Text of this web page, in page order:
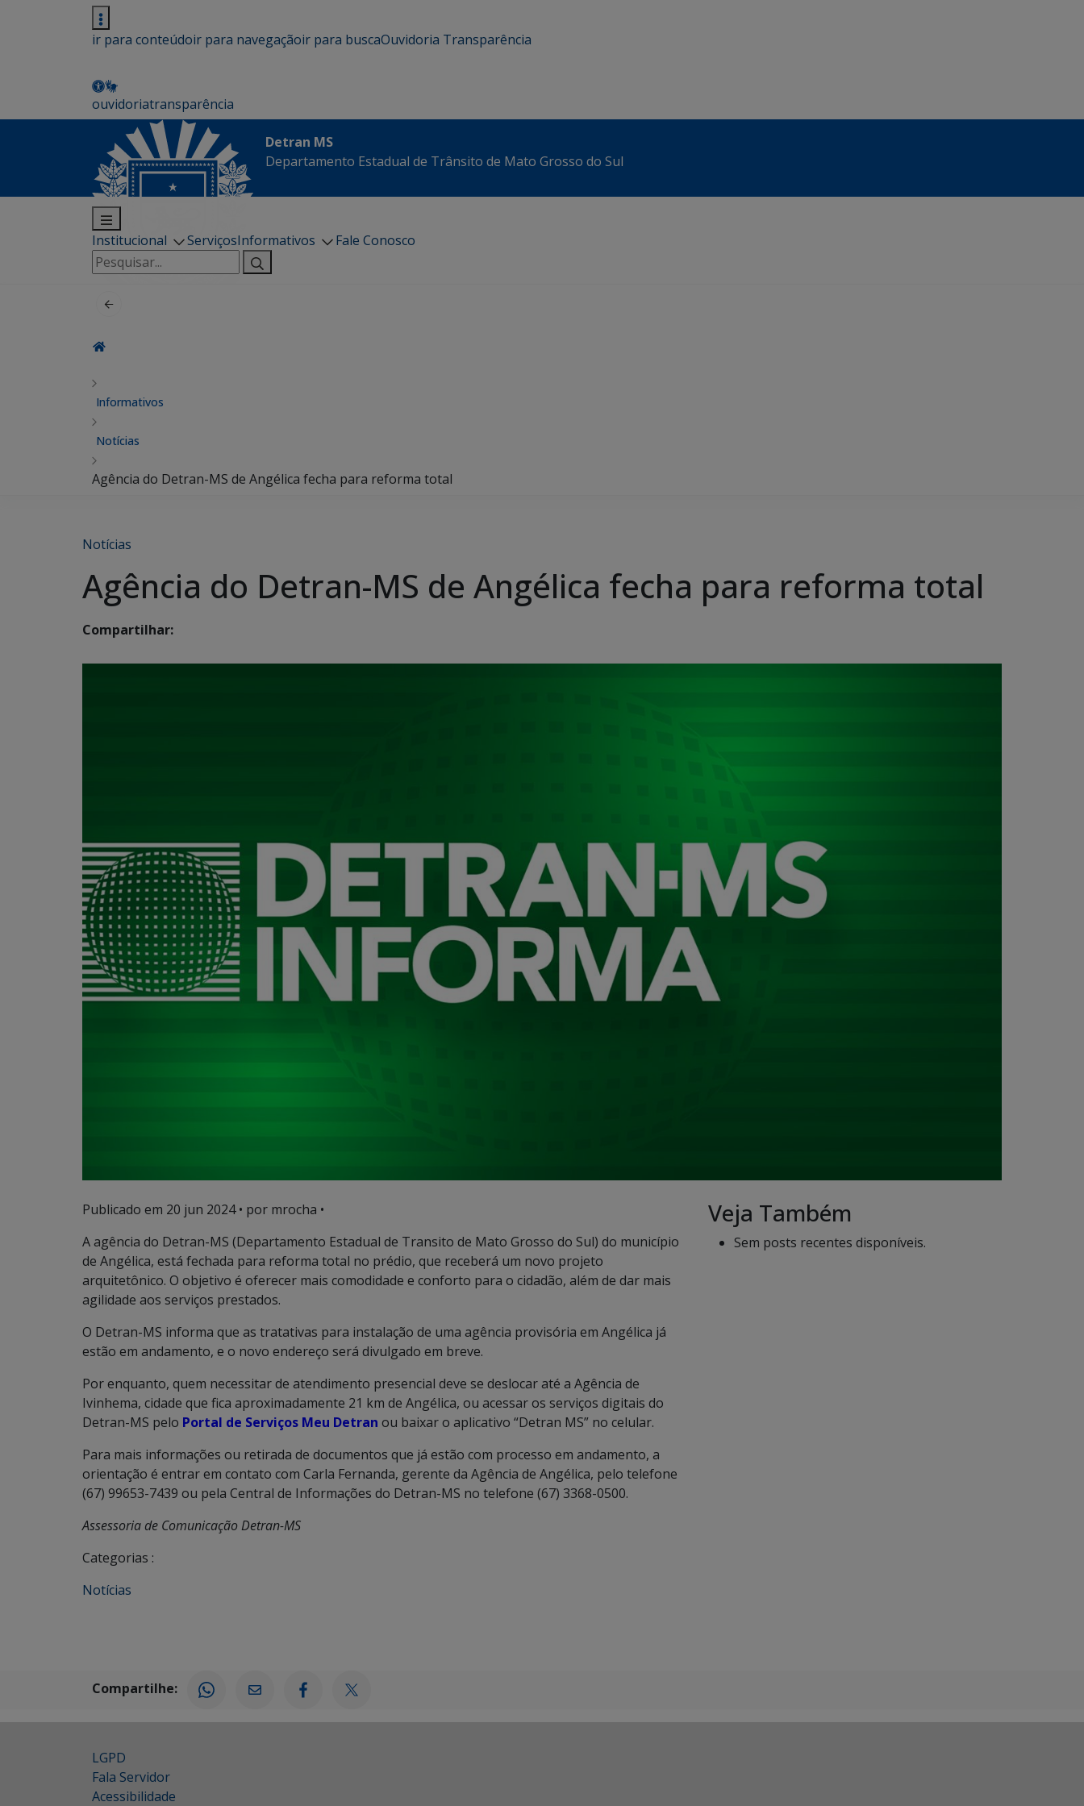
ir para conteúdoir para navegaçãoir para buscaOuvidoria Transparência
ouvidoriatransparência
Detran MS
Departamento Estadual de Trânsito de Mato Grosso do Sul
Institucional ServiçosInformativos
Fale Conosco
Pesquisar
por:
Informativos
Notícias
Agência do Detran-MS de Angélica fecha para reforma total
Notícias
Agência do Detran-MS de Angélica fecha para reforma total
Compartilhar:
Publicado em 20 jun 2024• por mrocha •
A agência do Detran-MS (Departamento Estadual de Transito de Mato Grosso do Sul) do município
de Angélica, está fechada para reforma total no prédio, que receberá um novo projeto
arquitetônico. O objetivo é oferecer mais comodidade e conforto para o cidadão, além de dar mais
agilidade aos serviços prestados.
O Detran-MS informa que as tratativas para instalação de uma agência provisória em Angélica já
estão em andamento, e o novo endereço será divulgado em breve.
Por enquanto, quem necessitar de atendimento presencial deve se deslocar até a Agência de
Ivinhema, cidade que fica aproximadamente 21 km de Angélica, ou acessar os serviços digitais do
Detran-MS pelo Portal de Serviços Meu Detran ou baixar o aplicativo “Detran MS” no celular.
Para mais informações ou retirada de documentos que já estão com processo em andamento, a
orientação é entrar em contato com Carla Fernanda, gerente da Agência de Angélica, pelo telefone
(67) 99653-7439 ou pela Central de Informações do Detran-MS no telefone (67) 3368-0500.
Assessoria de Comunicação Detran-MS
Categorias :
Notícias
Veja Também
Sem posts recentes disponíveis.
Compartilhe:
LGPD
Fala Servidor
Acessibilidade